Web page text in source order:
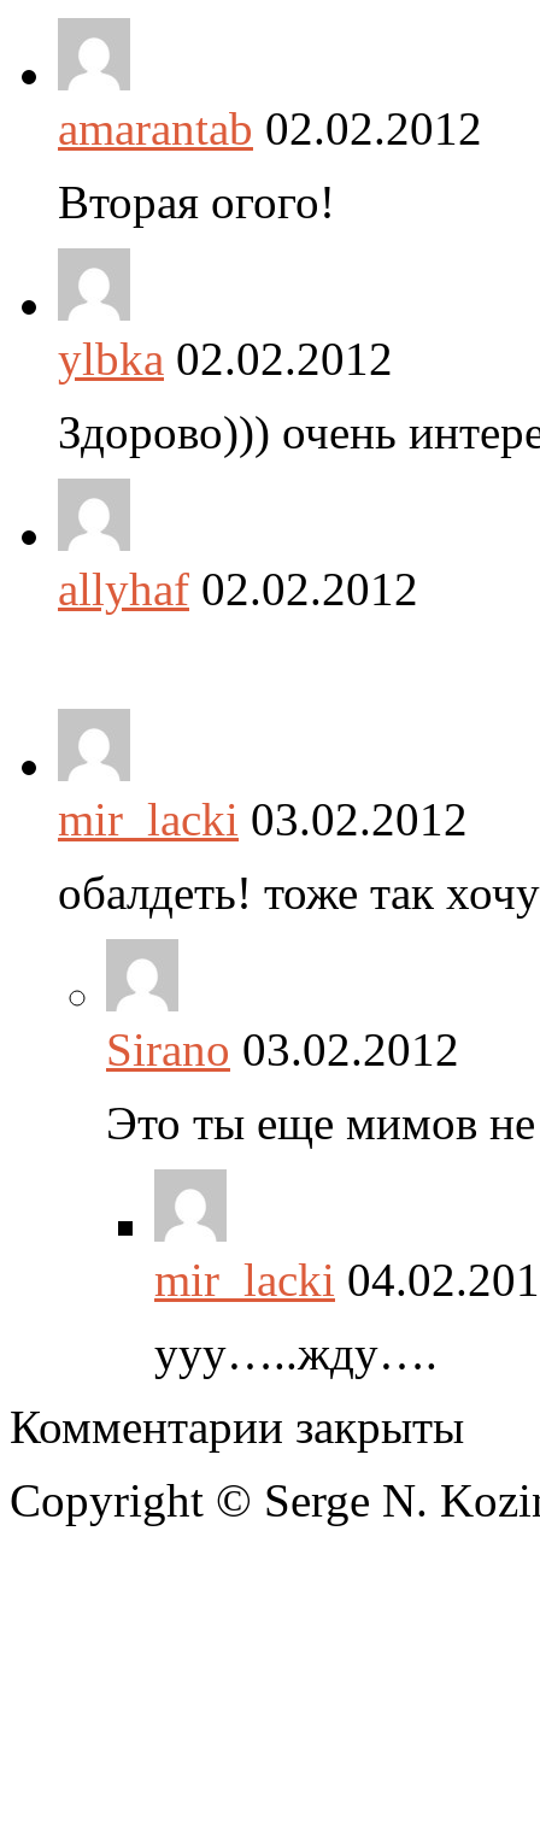
amarantab 02.02.2012
Вторая огого!
ylbka 02.02.2012
Здорово))) очень
allyhaf 02.02.2012
mir_lacki 03.02.2012
обалдеть! тоже так
Sirano 03.02.2012
Это ты еще мимов не
mir_lacki
ууу…..жду….
Комментарии закрыты
Copyright © Serge N.